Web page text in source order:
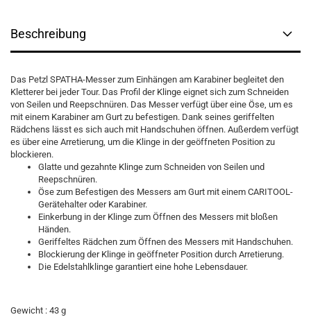
Beschreibung
Das Petzl SPATHA-Messer zum Einhängen am Karabiner begleitet den
Kletterer bei jeder Tour. Das Profil der Klinge eignet sich zum Schneiden
von Seilen und Reepschnüren. Das Messer verfügt über eine Öse, um es
mit einem Karabiner am Gurt zu befestigen. Dank seines geriffelten
Rädchens lässt es sich auch mit Handschuhen öffnen. Außerdem verfügt
es über eine Arretierung, um die Klinge in der geöffneten Position zu
blockieren.
Glatte und gezahnte Klinge zum Schneiden von Seilen und
Reepschnüren.
Öse zum Befestigen des Messers am Gurt mit einem CARITOOL-
Gerätehalter oder Karabiner.
Einkerbung in der Klinge zum Öffnen des Messers mit bloßen
Händen.
Geriffeltes Rädchen zum Öffnen des Messers mit Handschuhen.
Blockierung der Klinge in geöffneter Position durch Arretierung.
Die Edelstahlklinge garantiert eine hohe Lebensdauer.
Gewicht : 43 g